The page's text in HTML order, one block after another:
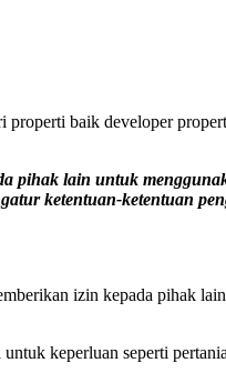
properti baik developer
pihak lain untuk
ketentuan-ketentuan
izin kepada pihak
keperluan seperti